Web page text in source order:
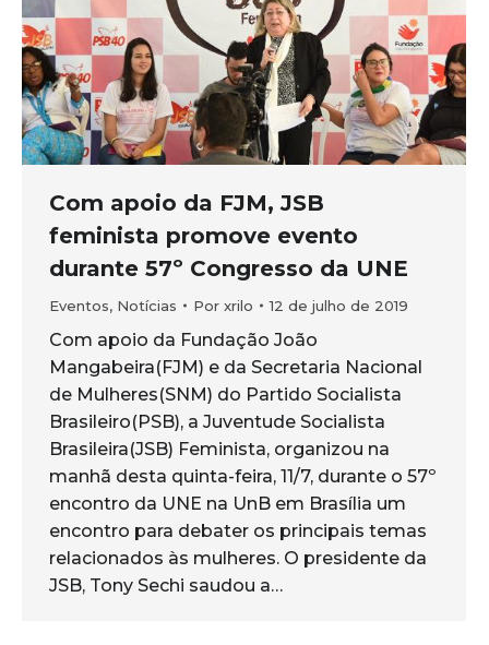
Com apoio da FJM, JSB
feminista promove evento
durante 57º Congresso da UNE
Eventos, Notícias Por xrilo 12 de julho de 2019
Com apoio da Fundação João
Mangabeira(FJM) e da Secretaria Nacional
de Mulheres(SNM) do Partido Socialista
Brasileiro(PSB), a Juventude Socialista
Brasileira(JSB) Feminista, organizou na
manhã desta quinta-feira, 11/7, durante o 57º
encontro da UNE na UnB em Brasília um
encontro para debater os principais temas
relacionados às mulheres. O presidente da
JSB, Tony Sechi saudou a…